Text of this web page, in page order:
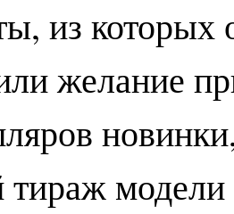
из которых
желание